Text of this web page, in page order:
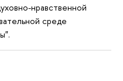
нравственной
среде